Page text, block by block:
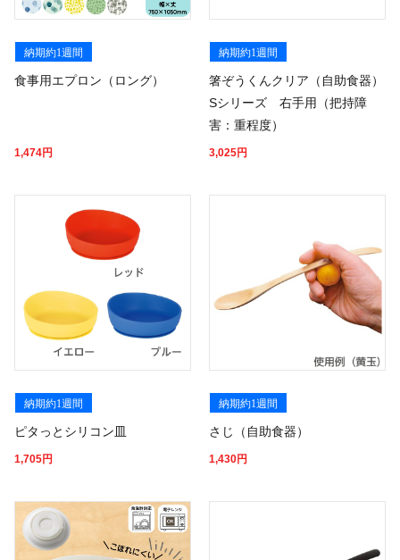
納期約1週間
食事用エプロン（ロング）
1,474円
納期約1週間
箸ぞうくんクリア（自助食器）
Sシリーズ 右手用（把持障
害：重程度）
3,025円
納期約1週間
ピタっとシリコン皿
1,705円
納期約1週間
さじ（自助食器）
1,430円